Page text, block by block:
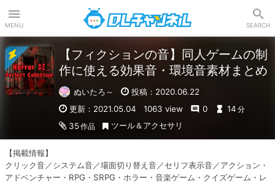
MENU SEARCH
【フィクションの音】同人ゲームの制
作に使える効果音・環境音素材まとめ
ぬいたろ～
投稿：2020.06.22
更新：2021.05.04
1063 view 0 14 分
35作品 ツール＆アクセサリ
【掲載情報】
クリック音／システム音／場面切り替え音／セリフ表示音／アクション・
アドベンチャー・RPG・SRPG・ホラー・音楽ゲーム・クイズゲーム・レ